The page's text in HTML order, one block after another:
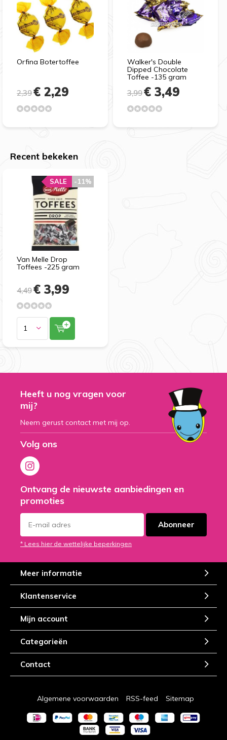
Orfina Botertoffee
2,39€ 2,29
Walker's Double
Dipped Chocolate
Toffee -135 gram
3,99€ 3,49
Recent bekeken
Van Melle Drop
Toffees -225 gram
-11%
SALE
4,49€ 3,99
Heeft u nog vragen voor
mij?
Neem gerust contact met mij op.
Volg ons
Ontvang de nieuwste aanbiedingen en
promoties
Abonneer
* Lees hier de wettelijke beperkingen
Meer informatie
Klantenservice
Mijn account
Categorieën
Contact
Algemene voorwaarden RSS-feed Sitemap